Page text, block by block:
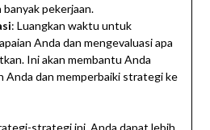
pekerjaan.
: Luangkan waktu untuk
Anda dan mengevaluasi apa
Ini akan membantu Anda
Anda dan memperbaiki strategi ke
strategi ini, Anda dapat lebih